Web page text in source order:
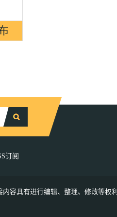
订阅
容具有进行编辑、整理、修改等权利